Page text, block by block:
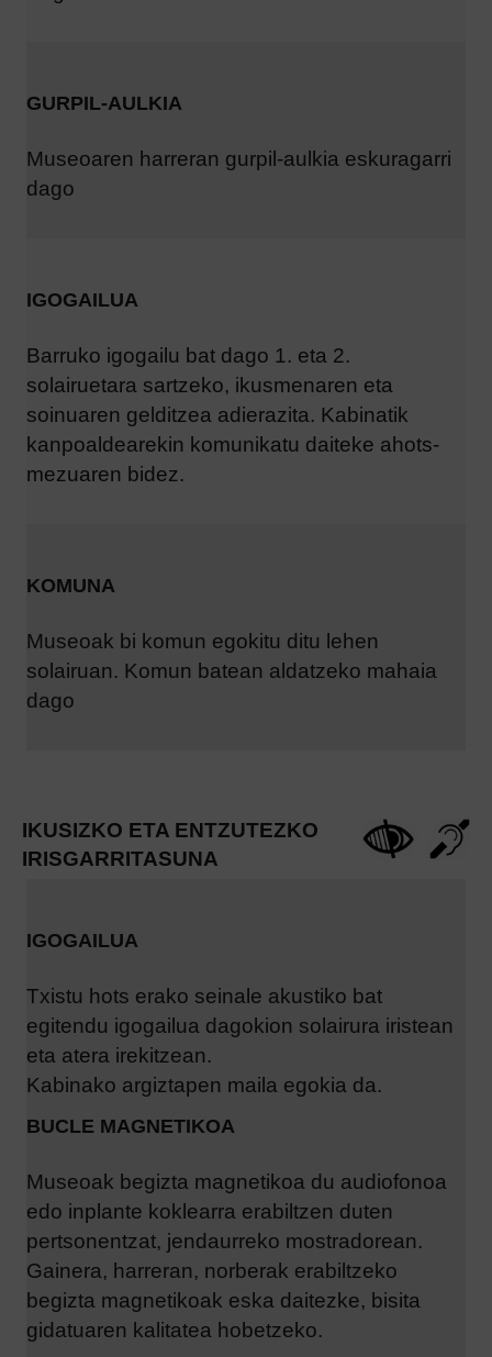
GURPIL-AULKIA
Museoaren harreran gurpil-aulkia eskuragarri
dago
IGOGAILUA
Barruko igogailu bat dago 1. eta 2.
solairuetara sartzeko, ikusmenaren eta
soinuaren gelditzea adierazita. Kabinatik
kanpoaldearekin komunikatu daiteke ahots-
mezuaren bidez.
KOMUNA
Museoak bi komun egokitu ditu lehen
solairuan. Komun batean aldatzeko mahaia
dago
IKUSIZKO ETA ENTZUTEZKO
IRISGARRITASUNA
IGOGAILUA
Txistu hots erako seinale akustiko bat
egitendu igogailua dagokion solairura iristean
eta atera irekitzean.
Kabinako argiztapen maila egokia da.
BUCLE MAGNETIKOA
Museoak begizta magnetikoa du audiofonoa
edo inplante koklearra erabiltzen duten
pertsonentzat, jendaurreko mostradorean.
Gainera, harreran, norberak erabiltzeko
begizta magnetikoak eska daitezke, bisita
gidatuaren kalitatea hobetzeko.